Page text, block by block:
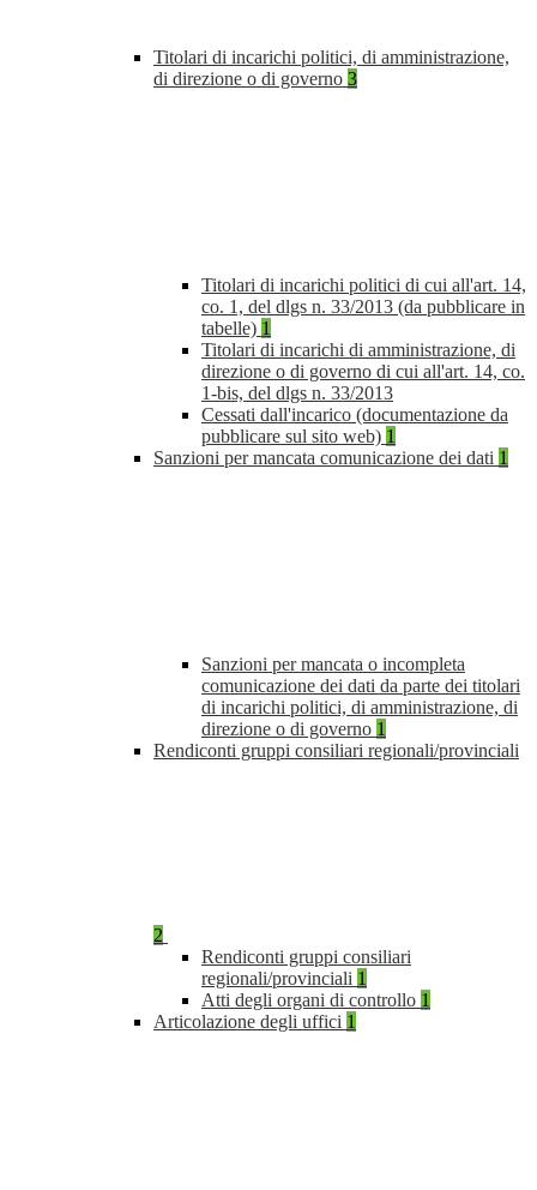
Titolari di incarichi politici, di amministrazione,
di direzione o di governo 3
Titolari di incarichi politici di cui all'art. 14,
co. 1, del dlgs n. 33/2013 (da pubblicare in
tabelle) 1
Titolari di incarichi di amministrazione, di
direzione o di governo di cui all'art. 14, co.
1-bis, del dlgs n. 33/2013
Cessati dall'incarico (documentazione da
pubblicare sul sito web) 1
Sanzioni per mancata comunicazione dei dati 1
Sanzioni per mancata o incompleta
comunicazione dei dati da parte dei titolari
di incarichi politici, di amministrazione, di
direzione o di governo 1
Rendiconti gruppi consiliari regionali/provinciali
2
Rendiconti gruppi consiliari
regionali/provinciali 1
Atti degli organi di controllo 1
Articolazione degli uffici 1